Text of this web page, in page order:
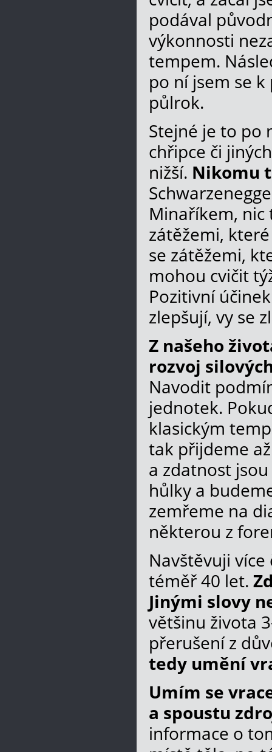
podával
výkonnosti
tempem.
po ní jsem se
půlrok.
Stejné je to po
chřipce či
nižší. Nikomu
Minaříkem, nic
zátěžemi,
se zátěžemi,
mohou cvičit
Pozitivní
zlepšují, vy se
Z našeho
rozvoj
Navodit
jednotek.
klasickým
tak přijdeme
a zdatnost
hůlky a
zemřeme na
některou z
Navštěvuji
téměř 40 let.
Jinými slovy
většinu života
přerušení z
tedy umění
Umím se
a spoustu
informace o